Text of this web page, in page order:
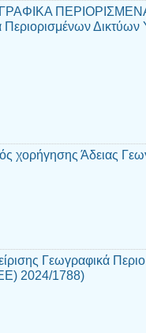
Περιορισμένων
χορήγησης Άδειας
Γεωγραφικά
2024/1788)